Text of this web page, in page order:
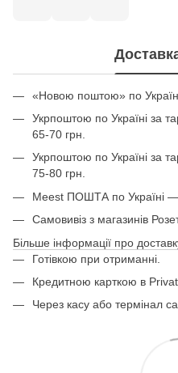
«Новою поштою» по
Укрпоштою по Україні за
65-70 грн.
Укрпоштою по Україні за
75-80 грн.
Meest ПОШТА по Україні —
Самовивіз з магазинів
Більше інформації про
Готівкою при отриманні.
Кредитною карткою в
Через касу або термінал